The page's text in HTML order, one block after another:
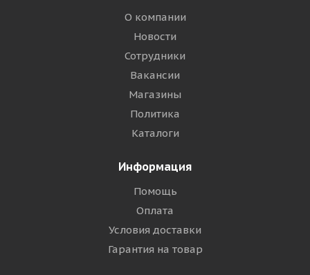
О компании
Новости
Сотрудники
Вакансии
Магазины
Политика
Каталоги
Информация
Помощь
Оплата
Условия доставки
Гарантия на товар